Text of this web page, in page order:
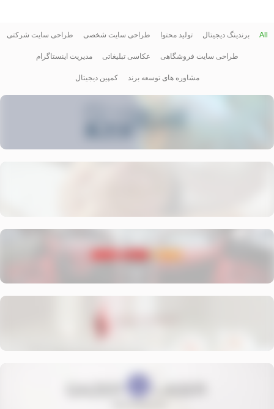
All برندینگ دیجیتال تولید محتوا طراحی سایت شخصی طراحی سایت شرکتی
طراحی سایت فروشگاهی عکاسی تبلیغاتی مدیریت اینستاگرام
مشاوره های توسعه برند کمپین دیجیتال